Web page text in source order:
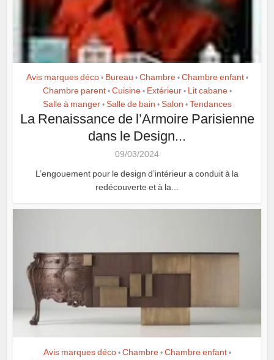
Avis marques déco • Bureau • Chambre • Chambre enfant •
Chambre parent • Cuisine • Extérieur • Lit cabane •
Salle à manger • Salle de bain • Salon • Tendances
La Renaissance de l’Armoire Parisienne
dans le Design...
09/03/2024
L’engouement pour le design d’intérieur a conduit à la
redécouverte et à la...
Avis marques déco • Chambre • Chambre enfant •